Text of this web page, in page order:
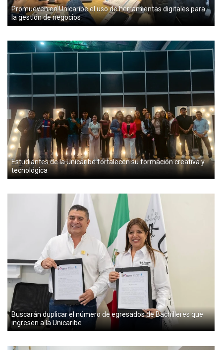
Promueven en Unicaribe el uso de herramientas digitales para
la gestión de negocios
Estudiantes de la Unicaribe fortalecen su formación creativa y
tecnológica
Buscarán duplicar el número de egresados de Bachilleres que
ingresen a la Unicaribe